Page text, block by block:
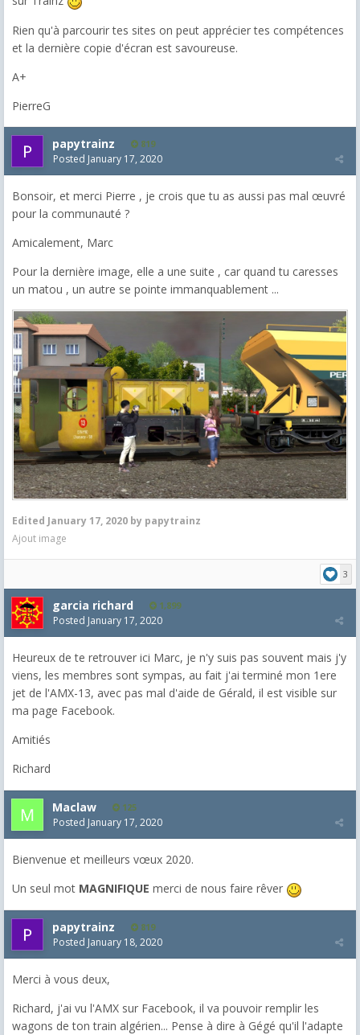
Rien qu'à parcourir tes sites on peut apprécier tes compétences
et la dernière copie d'écran est savoureuse.
A+
PierreG
papytrainz 819
Posted January 17, 2020
Bonsoir, et merci Pierre , je crois que tu as aussi pas mal œuvré
pour la communauté ?
Amicalement, Marc
Pour la dernière image, elle a une suite , car quand tu caresses
un matou , un autre se pointe immanquablement ...
Edited January 17, 2020 by papytrainz
Ajout image
3
garcia richard 1,899
Posted January 17, 2020
Heureux de te retrouver ici Marc, je n'y suis pas souvent mais j'y
viens, les membres sont sympas, au fait j'ai terminé mon 1ere
jet de l'AMX-13, avec pas mal d'aide de Gérald, il est visible sur
ma page Facebook.
Amitiés
Richard
Maclaw 125
Posted January 17, 2020
Bienvenue et meilleurs vœux 2020.
Un seul mot MAGNIFIQUE merci de nous faire rêver
papytrainz 819
Posted January 18, 2020
Merci à vous deux,
Richard, j'ai vu l'AMX sur Facebook, il va pouvoir remplir les
wagons de ton train algérien... Pense à dire à Gégé qu'il l'adapte